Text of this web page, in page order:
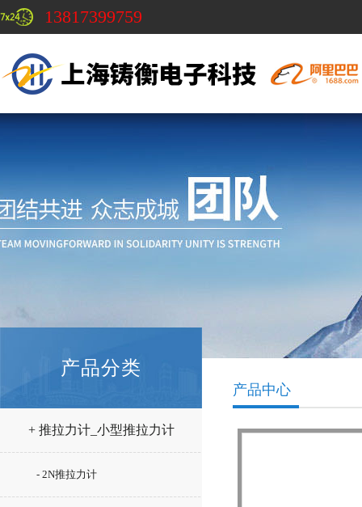
13817399759
产品分类
+ 推拉力计_小型推拉力计
- 2N推拉力计
产品中心